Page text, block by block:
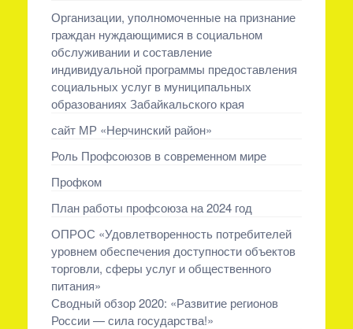
Организации, уполномоченные на признание
граждан нуждающимися в социальном
обслуживании и составление
индивидуальной программы предоставления
социальных услуг в муниципальных
образованиях Забайкальского края
сайт МР «Нерчинский район»
Роль Профсоюзов в современном мире
Профком
План работы профсоюза на 2024 год
ОПРОС «Удовлетворенность потребителей
уровнем обеспечения доступности объектов
торговли, сферы услуг и общественного
питания»
Сводный обзор 2020: «Развитие регионов
России — сила государства!»